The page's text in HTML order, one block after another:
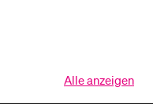
Alle anzeigen
Sektionen